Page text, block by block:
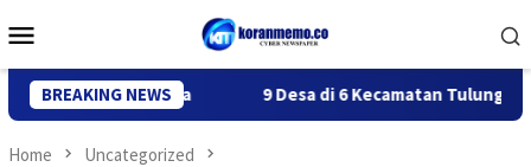
to
Menu
BREAKING NEWS
Ini Alasannya 9 Desa di 6 Kecamatan Tulungagung
Home Uncategorized